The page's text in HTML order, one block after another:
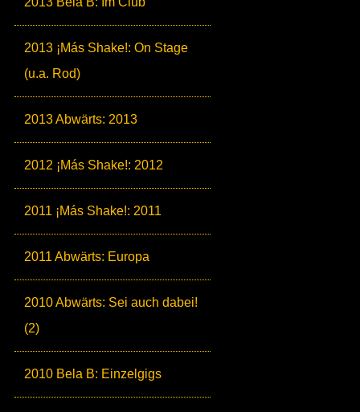
2013 ¡Más Shake!: On Stage
(u.a. Rod)
2013 Abwärts: 2013
2012 ¡Más Shake!: 2012
2011 ¡Más Shake!: 2011
2011 Abwärts: Europa
2010 Abwärts: Sei auch dabei!
(2)
2010 Bela B: Einzelgigs